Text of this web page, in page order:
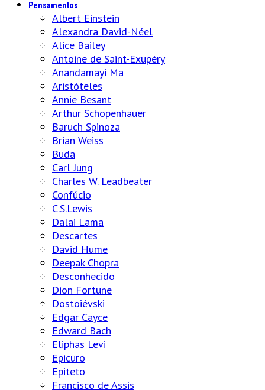
Pensamentos
Albert Einstein
Alexandra David-Néel
Alice Bailey
Antoine de Saint-Exupéry
Anandamayi Ma
Aristóteles
Annie Besant
Arthur Schopenhauer
Baruch Spinoza
Brian Weiss
Buda
Carl Jung
Charles W. Leadbeater
Confúcio
C.S.Lewis
Dalai Lama
Descartes
David Hume
Deepak Chopra
Desconhecido
Dion Fortune
Dostoiévski
Edgar Cayce
Edward Bach
Eliphas Levi
Epicuro
Epiteto
Francisco de Assis